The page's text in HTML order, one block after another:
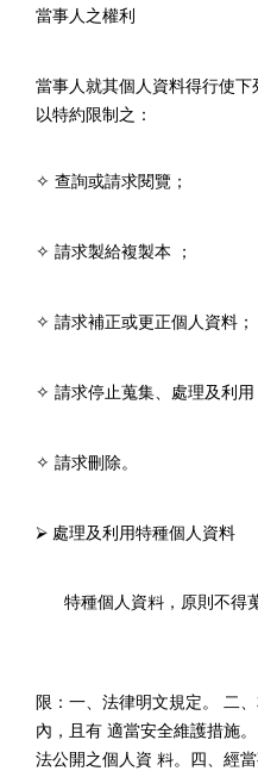
當事人之權利
當事人就其個人資料得行使
以特約限制之：
✧ 查詢或請求閱覽；
✧ 請求製給複製本 ；
✧ 請求補正或更正個人資料；
✧ 請求停止蒐集、處理及利用
✧ 請求刪除。
⮚ 處理及利用特種個人資料
特種個人資料，原則不得
限：一、法律明文規定。 二
內，且有 適當安全維護措施
法公開之個人資 料。四、經